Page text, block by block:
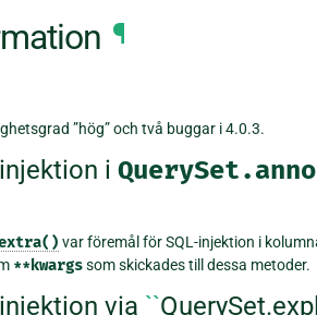
¶
”hög” och två buggar i 4.0.3.
i
var föremål för SQL-injektion i
**kwargssom skickades till dessa metoder.
via ``